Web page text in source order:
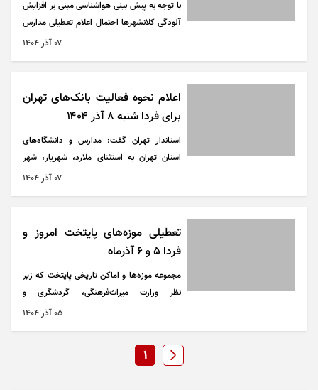
با توجه به پیش بینی هواشناسی مبنی بر افزایش
آلودگی کلانشهر‌ها احتمال اعلام تعطیلی مدارس
در استان‌ها و شهر‌های دیگر نیز وجود دارد.
۰۷ آذر ۱۴۰۴
اعلام نحوه فعالیت بانک‌های تهران
برای فردا شنبه ۸ آذر ۱۴۰۴
استاندار تهران گفت: مدارس و دانشگاه‌های
استان تهران به استثنای ملارد، شهریار، شهر
قدس، رباط کریم فیروزکوه، دماوند و پردیس در
۰۷ آذر ۱۴۰۴
تعطیلی موزه‌های پایتخت امروز و
فردا ۵ و ۶ آذرماه
مجموعه موزه‌ها و اماکن تاریخی پایتخت که زیر
نظر وزارت میراث‌فرهنگی، گردشگری و
صنایع‌دستی اداره می‌شوند، در روز‌های چهارشنبه
بازدیدکنندگان نخواهند بود.
۰۵ آذر ۱۴۰۴
1